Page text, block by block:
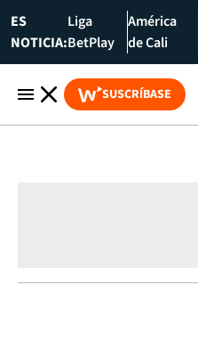
ES
NOTICIA:
Liga
BetPlay
América
de Cali
SUSCRÍBASE